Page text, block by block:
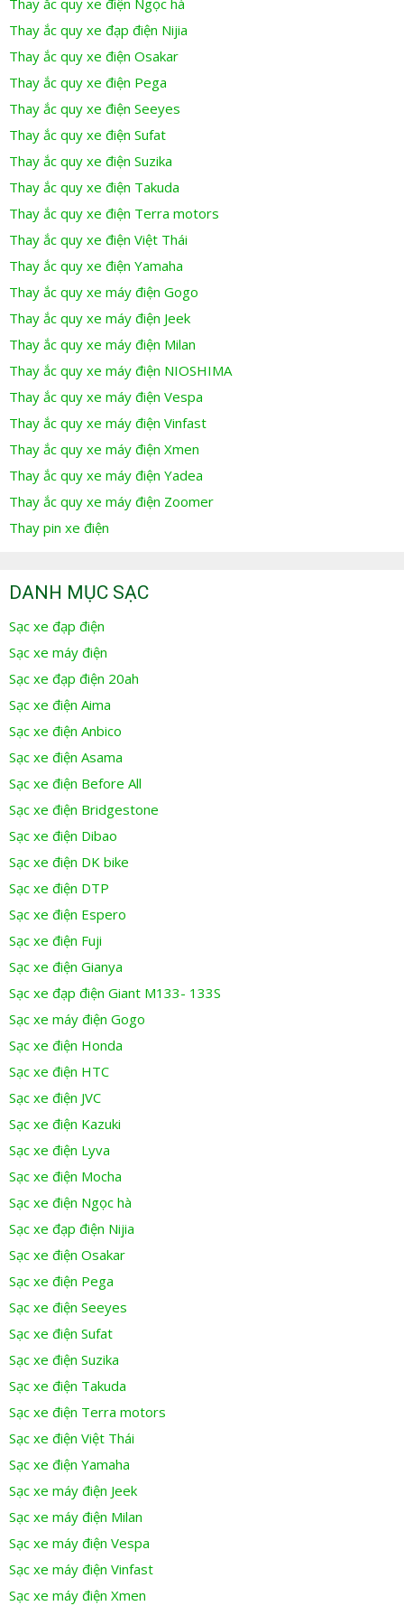
Thay ắc quy xe điện Ngọc hà
Thay ắc quy xe đạp điện Nijia
Thay ắc quy xe điện Osakar
Thay ắc quy xe điện Pega
Thay ắc quy xe điện Seeyes
Thay ắc quy xe điện Sufat
Thay ắc quy xe điện Suzika
Thay ắc quy xe điện Takuda
Thay ắc quy xe điện Terra motors
Thay ắc quy xe điện Việt Thái
Thay ắc quy xe điện Yamaha
Thay ắc quy xe máy điện Gogo
Thay ắc quy xe máy điện Jeek
Thay ắc quy xe máy điện Milan
Thay ắc quy xe máy điện NIOSHIMA
Thay ắc quy xe máy điện Vespa
Thay ắc quy xe máy điện Vinfast
Thay ắc quy xe máy điện Xmen
Thay ắc quy xe máy điện Yadea
Thay ắc quy xe máy điện Zoomer
Thay pin xe điện
DANH MỤC SẠC
Sạc xe đạp điện
Sạc xe máy điện
Sạc xe đạp điện 20ah
Sạc xe điện Aima
Sạc xe điện Anbico
Sạc xe điện Asama
Sạc xe điện Before All
Sạc xe điện Bridgestone
Sạc xe điện Dibao
Sạc xe điện DK bike
Sạc xe điện DTP
Sạc xe điện Espero
Sạc xe điện Fuji
Sạc xe điện Gianya
Sạc xe đạp điện Giant M133- 133S
Sạc xe máy điện Gogo
Sạc xe điện Honda
Sạc xe điện HTC
Sạc xe điện JVC
Sạc xe điện Kazuki
Sạc xe điện Lyva
Sạc xe điện Mocha
Sạc xe điện Ngọc hà
Sạc xe đạp điện Nijia
Sạc xe điện Osakar
Sạc xe điện Pega
Sạc xe điện Seeyes
Sạc xe điện Sufat
Sạc xe điện Suzika
Sạc xe điện Takuda
Sạc xe điện Terra motors
Sạc xe điện Việt Thái
Sạc xe điện Yamaha
Sạc xe máy điện Jeek
Sạc xe máy điện Milan
Sạc xe máy điện Vespa
Sạc xe máy điện Vinfast
Sạc xe máy điện Xmen